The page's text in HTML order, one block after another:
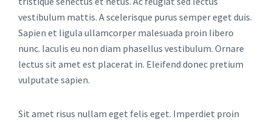
vestibulum mattis. A scelerisque purus semper eget duis.
Sapien et ligula ullamcorper malesuada proin libero
nunc. Iaculis eu non diam phasellus vestibulum. Ornare
lectus sit amet est placerat in. Eleifend donec pretium
vulputate sapien.
Sit amet risus nullam eget felis eget. Imperdiet proin